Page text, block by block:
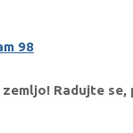
98
zemljo! Radujte